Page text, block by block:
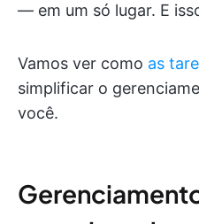
— em um só lugar. E
Vamos ver como as
simplificar o
você.